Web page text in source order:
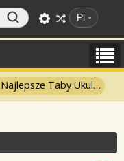
Pl
Najlepsze Taby Ukulele